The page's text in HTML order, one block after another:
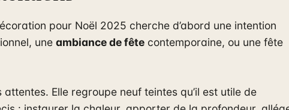
pour Noël 2025 cherche d’abord une intention
une ambiance de fête contemporaine, ou une fête
Elle regroupe neuf teintes qu’il est utile de